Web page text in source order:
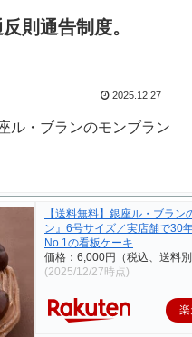
則通告制度。
2025.12.27
ル・ブランのモンブラン
【送料無料】銀座ル・ブラン
ン』6号サイズ／実店舗で30
No.1の看板ケーキ
価格：6,000円（税込、送料
(2025/12/27時点)